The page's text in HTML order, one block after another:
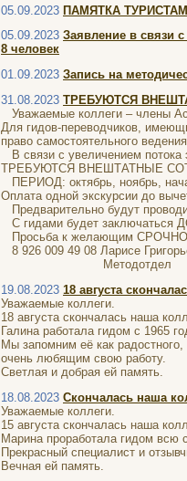
05.09.2023 ПАМЯТКА ТУРИСТАМ
05.09.2023 Заявление в связи
8 человек
01.09.2023 Запись на
31.08.2023 ТРЕБУЮТСЯ
Уважаемые коллеги – члены
Для гидов-переводчиков,
право самостоятельного
В связи с увеличением потока
ТРЕБУЮТСЯ ВНЕШТАТНЫЕ
ПЕРИОД: октябрь, ноябрь,
Оплата одной экскурсии до
Предварительно будут
С гидами будет заключаться
Просьба к желающим
8 926 009 49 08 Ларисе
Методотдел
19.08.2023 18 августа
Уважаемые коллеги.
18 августа скончалась наша
Галина работала гидом с 1965
Мы запомним её как
очень любящим свою работу.
Светлая и добрая ей память.
18.08.2023 Скончалась наша
Уважаемые коллеги.
15 августа скончалась наша
Марина проработала гидом всю
Прекрасный специалист и
Вечная ей память.